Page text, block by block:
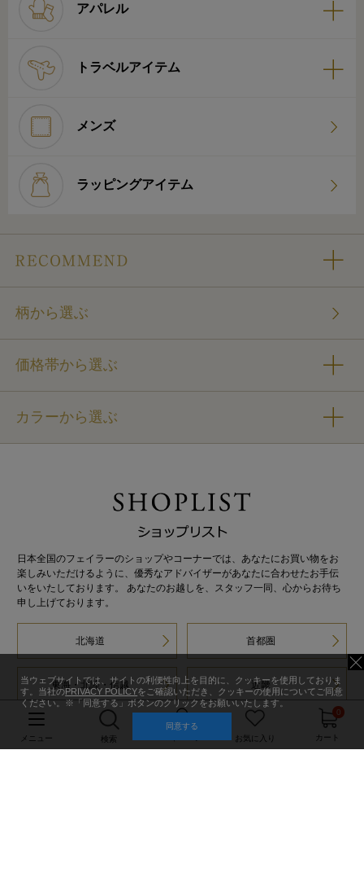
アパレル
トラベルアイテム
メンズ
ラッピングアイテム
柄から選ぶ
価格帯から選ぶ
カラーから選ぶ
日本全国のフェイラーのショップやコーナーでは、あなたにお買い物をお
楽しみいただけるように、優秀なアドバイザーがあなたに合わせたお手伝
いをいたしております。 あなたのお越しを、スタッフ一同、心からお待ち
申し上げております。
北海道 首都圏
東海・北陸・信越 近畿
中国・四国・九州 Factory Outlet
メニュー 検索 お気に入り
0
カート
当ウェブサイトでは、サイトの利便性向上を目的に、クッキーを使用しておりま
す。当社のPRIVACY POLICYをご確認いただき、クッキーの使用についてご同意
ください。※「同意する」ボタンのクリックをお願いいたします。
同意する